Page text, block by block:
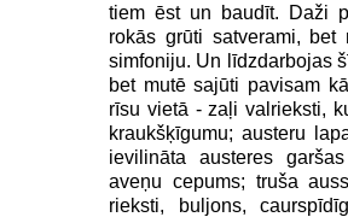
tiem ēst un baudīt. Daži
rokās grūti satverami,
simfoniju. Un līdzdarbojas
bet mutē sajūti pavisam
rīsu vietā - zaļi valrieksti,
kraukšķīgumu; austeru
ievilināta austeres
aveņu cepums; truša
rieksti, buljons,